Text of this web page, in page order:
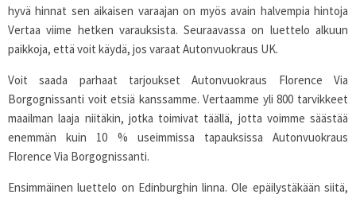
hyvä hinnat sen aikaisen varaajan on myös avain halvempia hintoja
Vertaa viime hetken varauksista. Seuraavassa on luettelo alkuun
paikkoja, että voit käydä, jos varaat Autonvuokraus UK.
Voit saada parhaat tarjoukset Autonvuokraus Florence Via
Borgognissanti voit etsiä kanssamme. Vertaamme yli 800 tarvikkeet
maailman laaja niitäkin, jotka toimivat täällä, jotta voimme säästää
enemmän kuin 10 % useimmissa tapauksissa Autonvuokraus
Florence Via Borgognissanti.
Ensimmäinen luettelo on Edinburghin linna. Ole epäilystäkään siitä,